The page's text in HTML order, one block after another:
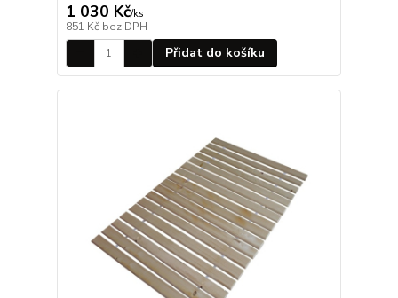
1 030 Kč/ks
851 Kč bez DPH
Přidat do košíku